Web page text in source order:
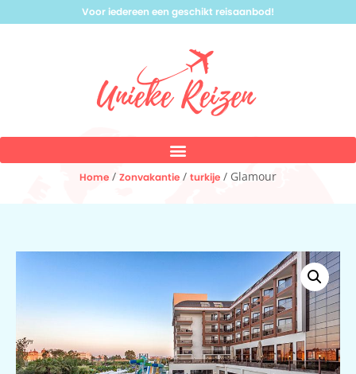
Voor iedereen een geschikt reisaanbod!
Home / Zonvakantie / turkije / Glamour